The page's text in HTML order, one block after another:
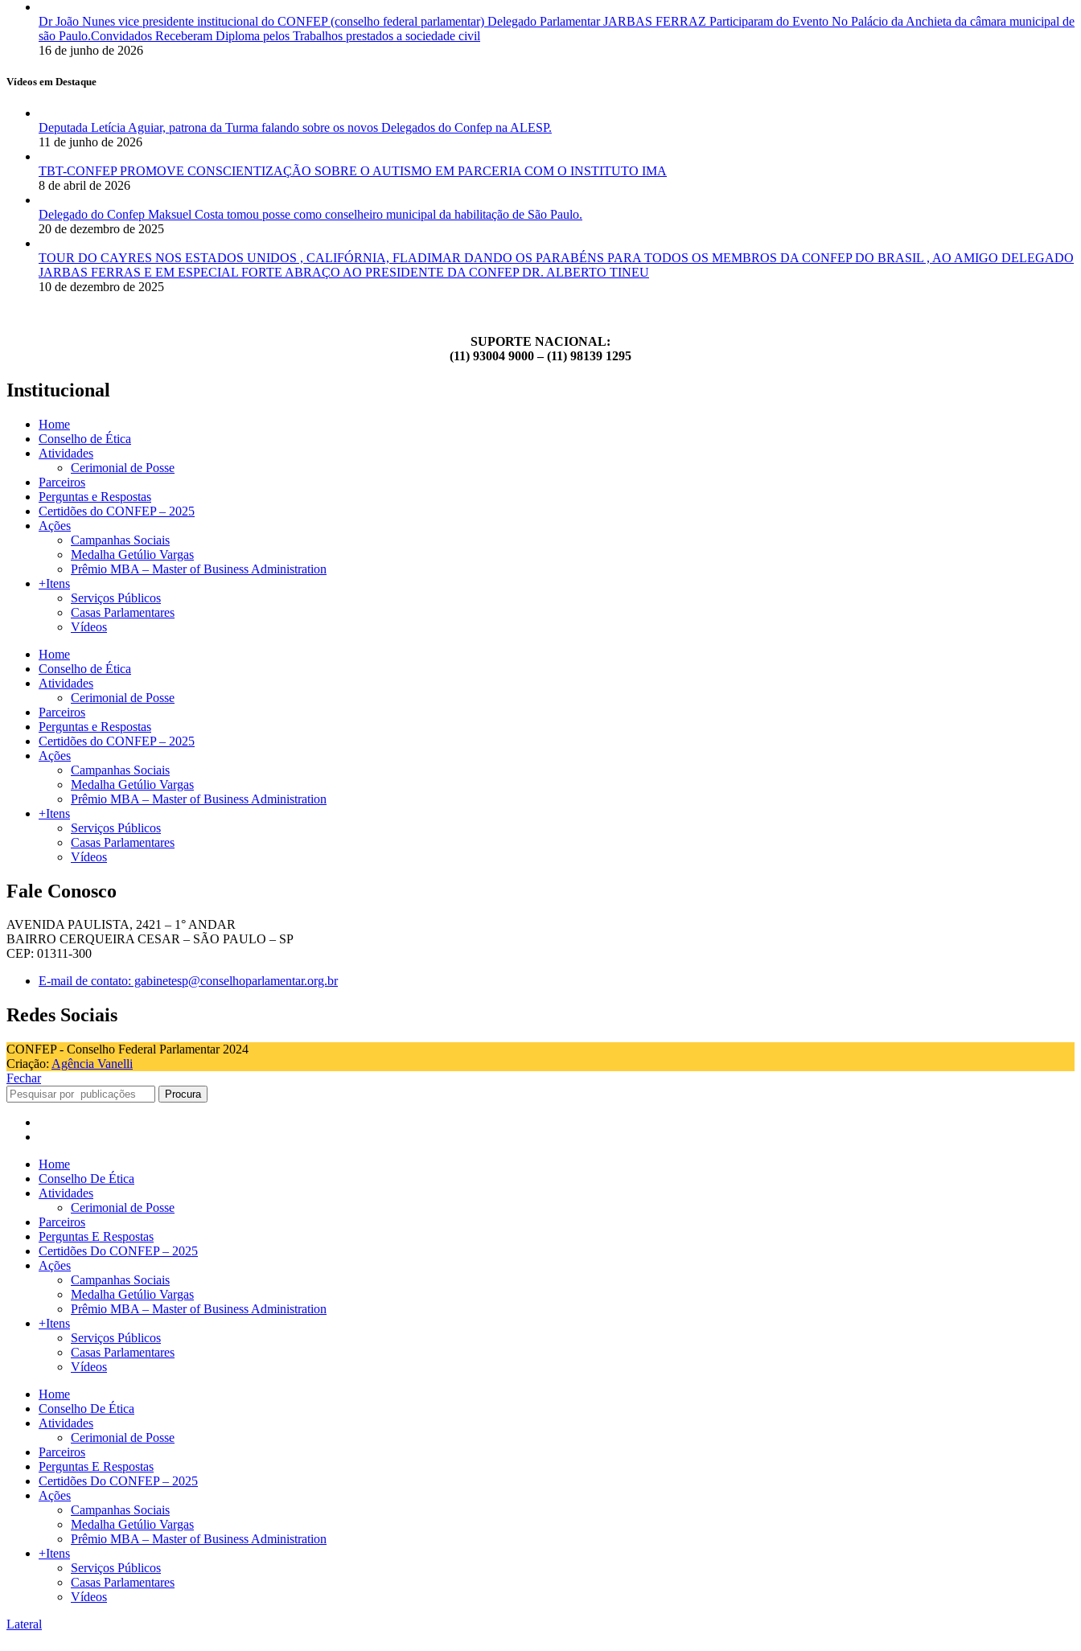
Dr João Nunes vice presidente institucional do CONFEP (conselho federal parlamentar) Delegado Parlamentar JARBAS FERRAZ Participaram do Evento No Palácio da Anchieta da câmara municipal de
são Paulo.Convidados Receberam Diploma pelos Trabalhos prestados a sociedade civil
16 de junho de 2026
Vídeos em Destaque
Deputada Letícia Aguiar, patrona da Turma falando sobre os novos Delegados do Confep na ALESP.
11 de junho de 2026
TBT-CONFEP PROMOVE CONSCIENTIZAÇÃO SOBRE O AUTISMO EM PARCERIA COM O INSTITUTO IMA
8 de abril de 2026
Delegado do Confep Maksuel Costa tomou posse como conselheiro municipal da habilitação de São Paulo.
20 de dezembro de 2025
TOUR DO CAYRES NOS ESTADOS UNIDOS , CALIFÓRNIA, FLADIMAR DANDO OS PARABÉNS PARA TODOS OS MEMBROS DA CONFEP DO BRASIL , AO AMIGO DELEGADO
JARBAS FERRAS E EM ESPECIAL FORTE ABRAÇO AO PRESIDENTE DA CONFEP DR. ALBERTO TINEU
10 de dezembro de 2025
SUPORTE NACIONAL:
(11) 93004 9000 – (11) 98139 1295
Institucional
Home
Conselho de Ética
Atividades
Cerimonial de Posse
Parceiros
Perguntas e Respostas
Certidões do CONFEP – 2025
Ações
Campanhas Sociais
Medalha Getúlio Vargas
Prêmio MBA – Master of Business Administration
+Itens
Serviços Públicos
Casas Parlamentares
Vídeos
Home
Conselho de Ética
Atividades
Cerimonial de Posse
Parceiros
Perguntas e Respostas
Certidões do CONFEP – 2025
Ações
Campanhas Sociais
Medalha Getúlio Vargas
Prêmio MBA – Master of Business Administration
+Itens
Serviços Públicos
Casas Parlamentares
Vídeos
Fale Conosco
AVENIDA PAULISTA, 2421 – 1° ANDAR
BAIRRO CERQUEIRA CESAR – SÃO PAULO – SP
CEP: 01311-300
E-mail de contato: gabinetesp@conselhoparlamentar.org.br
Redes Sociais
CONFEP - Conselho Federal Parlamentar 2024
Criação: Agência Vanelli
Fechar
Procura
Home
Conselho De Ética
Atividades
Cerimonial de Posse
Parceiros
Perguntas E Respostas
Certidões Do CONFEP – 2025
Ações
Campanhas Sociais
Medalha Getúlio Vargas
Prêmio MBA – Master of Business Administration
+Itens
Serviços Públicos
Casas Parlamentares
Vídeos
Home
Conselho De Ética
Atividades
Cerimonial de Posse
Parceiros
Perguntas E Respostas
Certidões Do CONFEP – 2025
Ações
Campanhas Sociais
Medalha Getúlio Vargas
Prêmio MBA – Master of Business Administration
+Itens
Serviços Públicos
Casas Parlamentares
Vídeos
Lateral